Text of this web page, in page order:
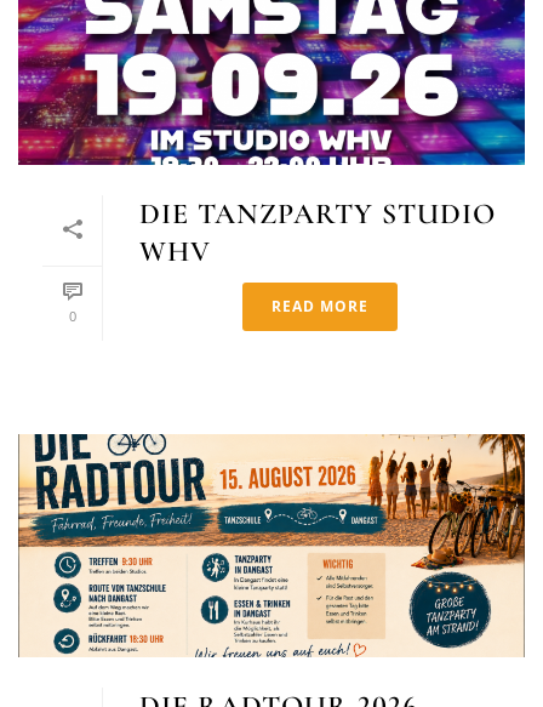
0
DIE TANZPARTY STUDIO
WHV
READ MORE